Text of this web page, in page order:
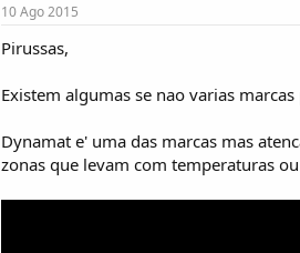
10 Ago 2015
Pirussas,
Existem algumas se nao varias
Dynamat e' uma das marcas mas
zonas que levam com temperaturas